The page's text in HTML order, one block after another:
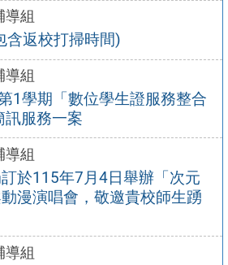
導組
含返校打掃時間)
導組
1學期「數位學生證服務整合
訊服務一案
導組
於115年7月4日舉辦「次元
漫演唱會，敬邀貴校師生踴
導組